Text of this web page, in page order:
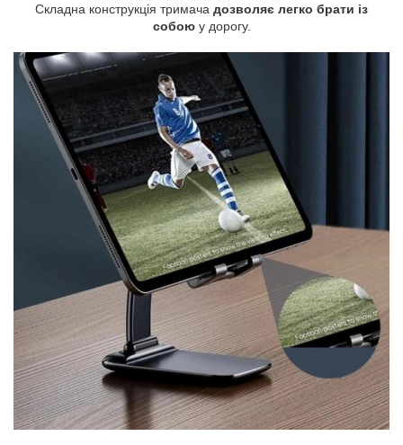
Складна конструкція тримача дозволяє легко брати із
собоюу дорогу.